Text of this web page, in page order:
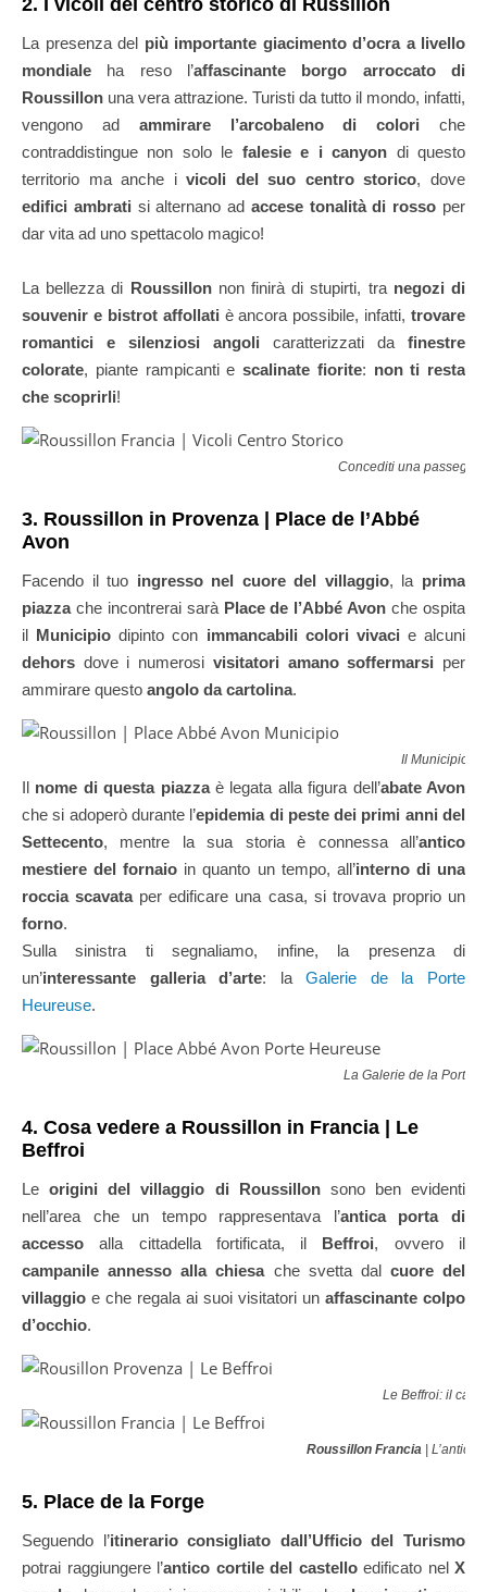
2. I vicoli del centro storico di Russillon
La presenza del più importante giacimento d’ocra a livello
mondiale ha reso l’affascinante borgo arroccato di
Roussillon una vera attrazione. Turisti da tutto il mondo, infatti,
vengono ad ammirare l’arcobaleno di colori che
contraddistingue non solo le falesie e i canyon di questo
territorio ma anche ivicoli del suo centro storico, dove
edifici ambrati si alternano ad accese tonalità di rosso per
dar vita ad uno spettacolo magico!
La bellezza di Roussillonnon finirà di stupirti, tra negozi di
souvenir e bistrot affollati è ancora possibile, infatti, trovare
romantici e silenziosi angoli caratterizzati da finestre
colorate, piante rampicanti e scalinate fiorite: non ti resta
che scoprirli!
Concediti una
3. Roussillon in Provenza | Place de l’Abbé
Avon
Facendo il tuo ingresso nel cuore del villaggio, la prima
piazzache incontrerai sarà Place de l’Abbé Avon che ospita
il Municipio dipinto con immancabili colori vivaci e alcuni
dehors dove i numerosi visitatori amano soffermarsi per
ammirare questo angolo da cartolina.
Il Municipio
Il nome di questa piazzaè legata alla figura dell’abate Avon
che si adoperò durante l’epidemia di peste dei primi anni del
Settecento, mentre la sua storia è connessa all’antico
mestiere del fornaio in quanto un tempo, all’interno di una
roccia scavataper edificare una casa, si trovava proprio un
forno.
Sulla sinistra ti segnaliamo, infine, la presenza di
un’interessante galleria d’arte: laGalerie de la Porte
Heureuse.
La Galerie de la Porte
4. Cosa vedere a Roussillon in Francia | Le
Beffroi
Leorigini del villaggio di Roussillonsono ben evidenti
nell’area che un tempo rappresentava l’antica porta di
accesso alla cittadella fortificata, il Beffroi, ovvero il
campanile annesso alla chiesache svetta dal cuore del
villaggio e che regala ai suoi visitatori un affascinante colpo
d’occhio.
Le Beffroi: il
Roussillon Francia |
5. Place de la Forge
Seguendo l’itinerario consigliato dall’Ufficio del Turismo
potrai raggiungere l’antico cortile del castelloedificato nel X